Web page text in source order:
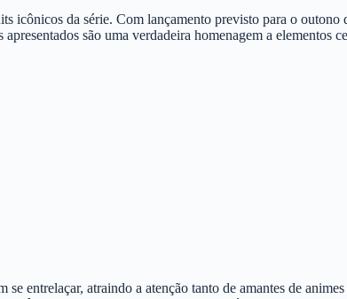
da série. Com lançamento previsto para o outono
são uma verdadeira homenagem a elementos
entrelaçar, atraindo a atenção tanto de amantes de